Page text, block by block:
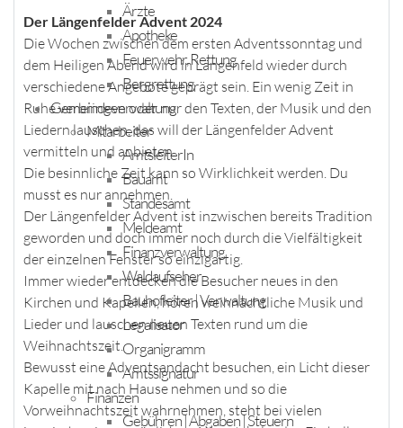
Ärzte
Apotheke
Feuerwehr, Rettung
Bergrettung
Gemeindeverwaltung
Mitarbeiter
AmtsleiterIn
Bauamt
Standesamt
Meldeamt
Finanzverwaltung
Waldaufseher
Bauhofleiter | Verwaltung
Legalisator
Organigramm
Amtssignatur
Finanzen
Gebühren | Abgaben | Steuern
Der Längenfelder Advent 2024
Die Wochen zwischen dem ersten Adventssonntag und
dem Heiligen Abend wird in Längenfeld wieder durch
verschiedene Angebote geprägt sein. Ein wenig Zeit in
Ruhe verbringen oder nur den Texten, der Musik und den
Liedern lauschen, das will der Längenfelder Advent
vermitteln und anbieten.
Die besinnliche Zeit kann so Wirklichkeit werden. Du
musst es nur annehmen.
Der Längenfelder Advent ist inzwischen bereits Tradition
geworden und doch immer noch durch die Vielfältigkeit
der einzelnen Fenster so einzigartig.
Immer wieder entdecken die Besucher neues in den
Kirchen und Kapellen, hören weihnachtliche Musik und
Lieder und lauschen neuen Texten rund um die
Weihnachtszeit.
Bewusst eine Adventsandacht besuchen, ein Licht dieser
Kapelle mit nach Hause nehmen und so die
Vorweihnachtszeit wahrnehmen, steht bei vielen